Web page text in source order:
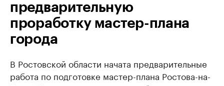
предварительную
проработку мастер-плана
города
В Ростовской области начата предварительные
работа по подготовке мастер-плана Ростова-на-